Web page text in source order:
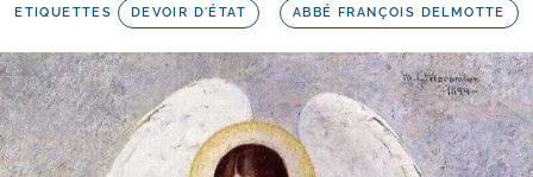
ETIQUETTES DEVOIR D'ÉTAT ABBÉ FRANÇOIS DELMOTTE